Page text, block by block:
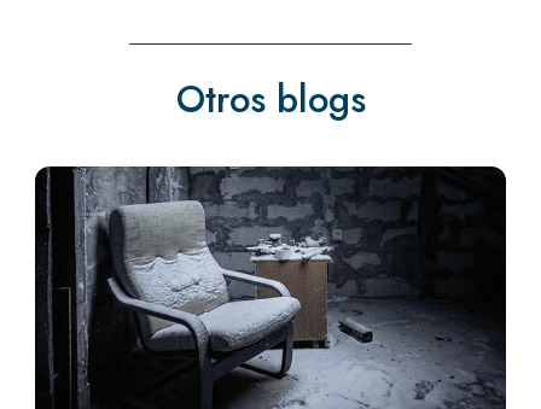
Otros blogs